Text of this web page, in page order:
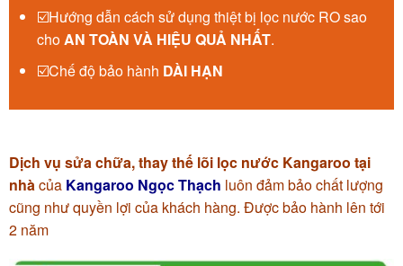
☑️Hướng dẫn cách sử dụng thiệt bị lọc nước RO sao
choAN TOÀN VÀ HIỆU QUẢ NHẤT.
☑️Chế độ bảo hành DÀI HẠN
Dịch vụ sửa chữa, thay thế lõi lọc nước Kangaroo tại
nhà của Kangaroo Ngọc Thạch luôn đảm bảo chất lượng
cũng như quyền lợi của khách hàng. Được bảo hành lên tới
2 năm